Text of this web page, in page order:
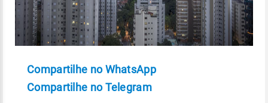
Compartilhe no WhatsApp
Compartilhe no Telegram